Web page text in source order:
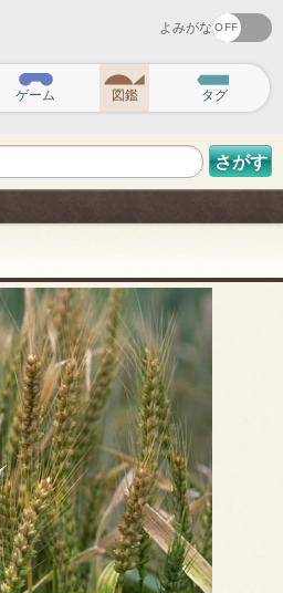
よみがな
ゲーム 図鑑 タグ
さがす